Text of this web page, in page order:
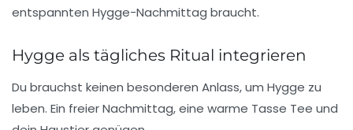
entspannten Hygge-Nachmittag braucht.
Hygge als tägliches Ritual integrieren
Du brauchst keinen besonderen Anlass, um Hygge zu
leben. Ein freier Nachmittag, eine warme Tasse Tee und